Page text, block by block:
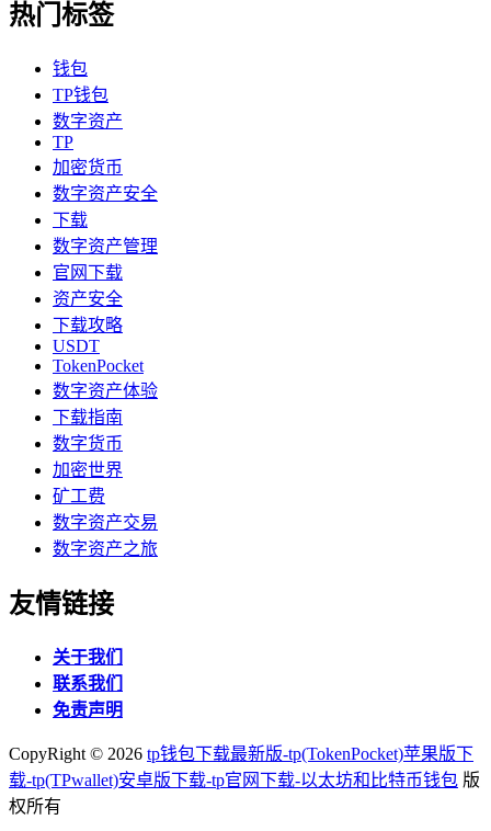
热门标签
钱包
TP钱包
数字资产
TP
加密货币
数字资产安全
下载
数字资产管理
官网下载
资产安全
下载攻略
USDT
TokenPocket
数字资产体验
下载指南
数字货币
加密世界
矿工费
数字资产交易
数字资产之旅
友情链接
关于我们
联系我们
免责声明
CopyRight © 2026 tp钱包下载最新版-tp(TokenPocket)苹果版下
载-tp(TPwallet)安卓版下载-tp官网下载-以太坊和比特币钱包 版
权所有